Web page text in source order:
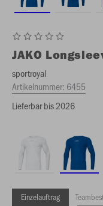
JAKO
sportroyal
Artikelnummer: 6455
Lieferbar bis 2026
Einzelauftrag